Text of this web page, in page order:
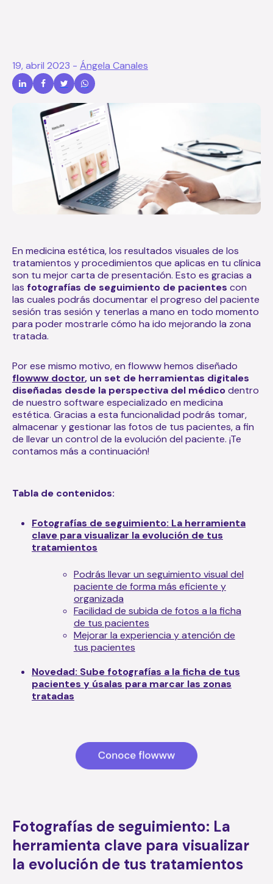
19, abril 2023 - Ángela Canales
En medicina estética, los resultados visuales de los
tratamientos y procedimientos que aplicas en tu clínica
son tu mejor carta de presentación. Esto es gracias a
las fotografías de seguimiento de pacientes con
las cuales podrás documentar el progreso del paciente
sesión tras sesión y tenerlas a mano en todo momento
para poder mostrarle cómo ha ido mejorando la zona
tratada.
Por ese mismo motivo, en flowww hemos diseñado
flowww doctor, un set de herramientas digitales
diseñadas desde la perspectiva del médicodentro
de nuestro software especializado en medicina
estética. Gracias a esta funcionalidad podrás tomar,
almacenar y gestionar las fotos de tus pacientes, a fin
de llevar un control de la evolución del paciente. ¡Te
contamos más a continuación!
Tabla de contenidos:
Fotografías de seguimiento: La herramienta
clave para visualizar la evolución de tus
tratamientos
Podrás llevar un seguimiento visual del
paciente de forma más eficiente y
organizada
Facilidad de subida de fotos a la ficha
de tus pacientes
Mejorar la experiencia y atención de
tus pacientes
Novedad: Sube fotografías a la ficha de tus
pacientes y úsalas para marcar las zonas
tratadas
Fotografías de seguimiento: La
herramienta clave para visualizar
la evolución de tus tratamientos